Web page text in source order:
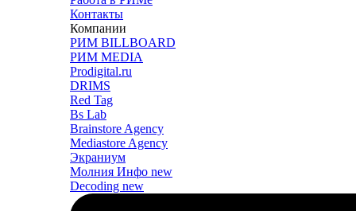
Контакты
Компании
РИМ BILLBOARD
РИМ MEDIA
Prodigital.ru
DRIMS
Red Tag
Bs Lab
Brainstore Agency
Mediastore Agency
Экраниум
Молния Инфо new
Decoding new